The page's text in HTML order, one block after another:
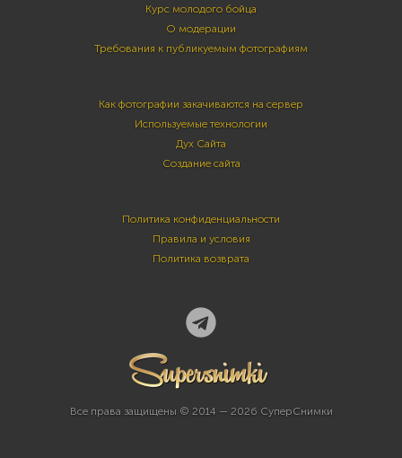
Курс молодого бойца
О модерации
Требования к публикуемым фотографиям
Как фотографии закачиваются на сервер
Используемые технологии
Дух Сайта
Создание сайта
Политика конфиденциальности
Правила и условия
Политика возврата
Все права защищены © 2014 — 2026 СуперСнимки